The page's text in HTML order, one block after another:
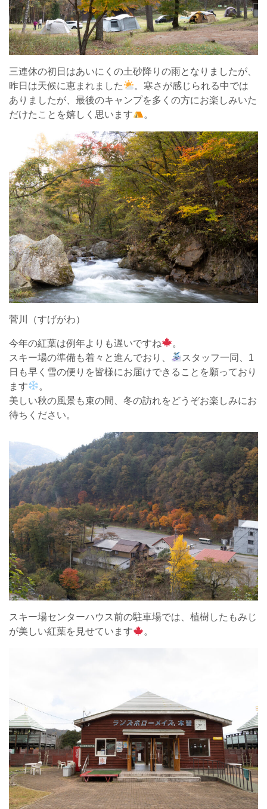
三連休の初日はあいにくの土砂降りの雨となりましたが、
昨日は天候に恵まれました
。寒さが感じられる中では
ありましたが、最後のキャンプを多くの方にお楽しみいた
だけたことを嬉しく思います
。
菅川（すげがわ）
今年の紅葉は例年よりも遅いですね
。
スキー場の準備も着々と進んでおり、
スタッフ一同、1
日も早く雪の便りを皆様にお届けできることを願っており
ます
。
美しい秋の風景も束の間、冬の訪れをどうぞお楽しみにお
待ちください。
スキー場センターハウス前の駐車場では、植樹したもみじ
が美しい紅葉を見せています
。